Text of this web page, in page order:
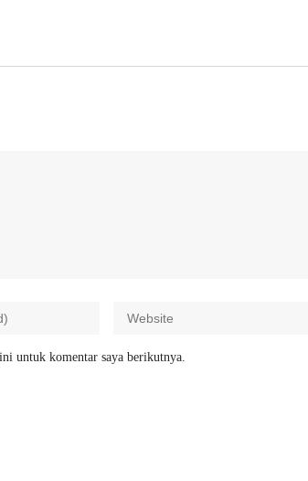
untuk komentar saya berikutnya.